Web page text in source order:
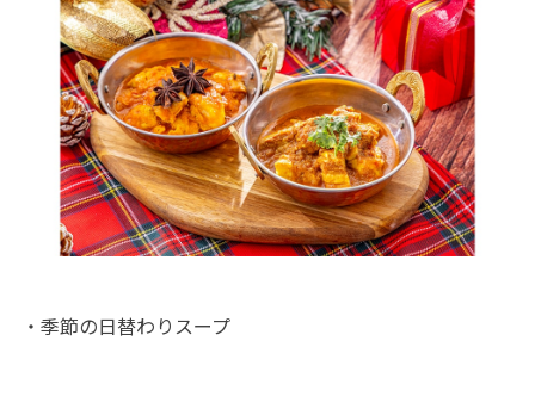
・季節の日替わりスープ